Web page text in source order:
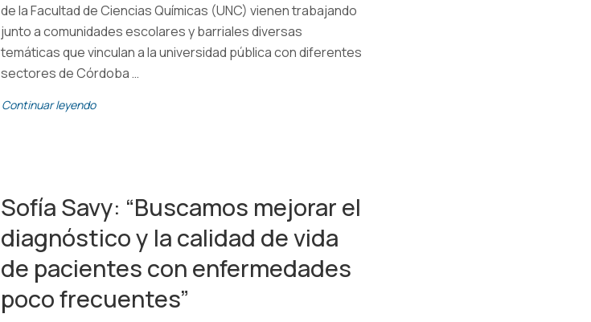
de la Facultad de Ciencias Químicas (UNC) vienen trabajando
junto a comunidades escolares y barriales diversas
temáticas que vinculan a la universidad pública con diferentes
sectores de Córdoba …
Continuar leyendo
Sofía Savy: “Buscamos mejorar el
diagnóstico y la calidad de vida
de pacientes con enfermedades
poco frecuentes”